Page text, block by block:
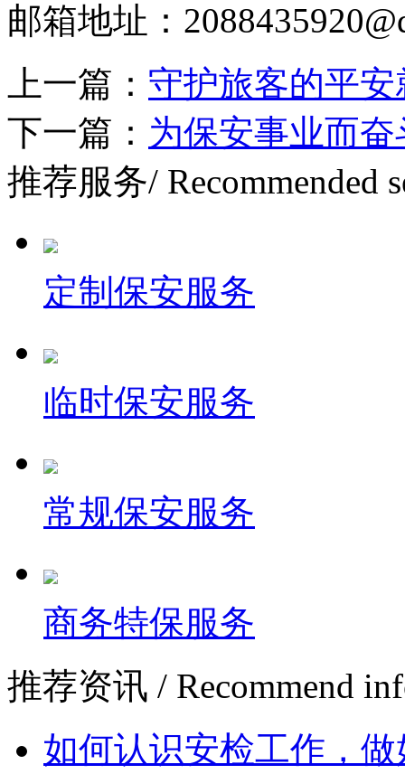
邮箱地址：
上一篇： 守护旅客的平
下一篇： 为保安事业而
推荐服务/ Recommended
定制保安服务
临时保安服务
常规保安服务
商务特保服务
推荐资讯 / Recommend
如何认识安检工作，